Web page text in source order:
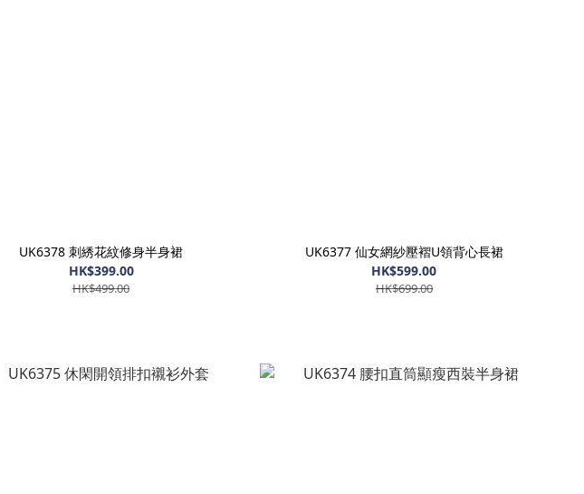
UK6378 刺綉花紋修身半身裙
HK$399.00
HK$499.00
UK6377 仙女網紗壓褶U領背心長裙
HK$599.00
HK$699.00